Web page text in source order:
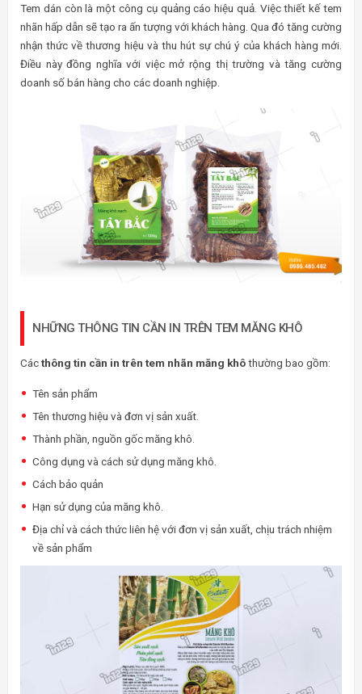
Tem dán còn là một công cụ quảng cáo hiệu quả. Việc thiết kế tem
nhãn hấp dẫn sẽ tạo ra ấn tượng với khách hàng. Qua đó tăng cường
nhận thức về thương hiệu và thu hút sự chú ý của khách hàng mới.
Điều này đồng nghĩa với việc mở rộng thị trường và tăng cường
doanh số bán hàng cho các doanh nghiệp.
NHỮNG THÔNG TIN CẦN IN TRÊN TEM MĂNG KHÔ
Cácthông tin cần in trên tem nhãn măng khôthường bao gồm:
Tên sản phẩm
Tên thương hiệu và đơn vị sản xuất.
Thành phần, nguồn gốc măng khô.
Công dụng và cách sử dụng măng khô.
Cách bảo quản
Hạn sử dụng của măng khô.
Địa chỉ và cách thức liên hệ với đơn vị sản xuất, chịu trách nhiệm
về sản phẩm